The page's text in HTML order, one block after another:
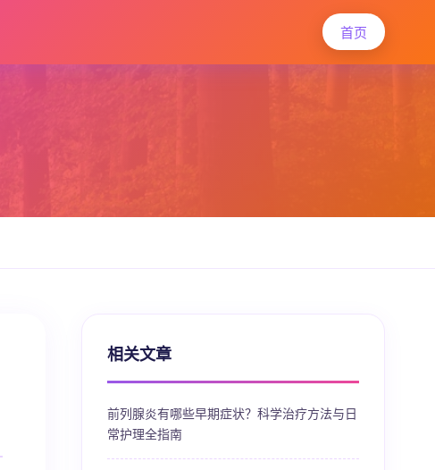
首页
相关文章
前列腺炎有哪些早期症状？科学治疗方法与日
常护理全指南